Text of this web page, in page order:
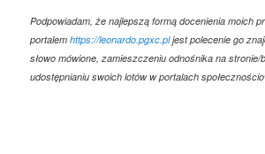
Podpowiadam, że najlepszą formą docenienia moich
portalemhttps://leonardo.pgxc.pljest polecenie go
słowo mówione, zamieszczeniu odnośnika na stronie/
udostępnianiu swoich lotów w portalach